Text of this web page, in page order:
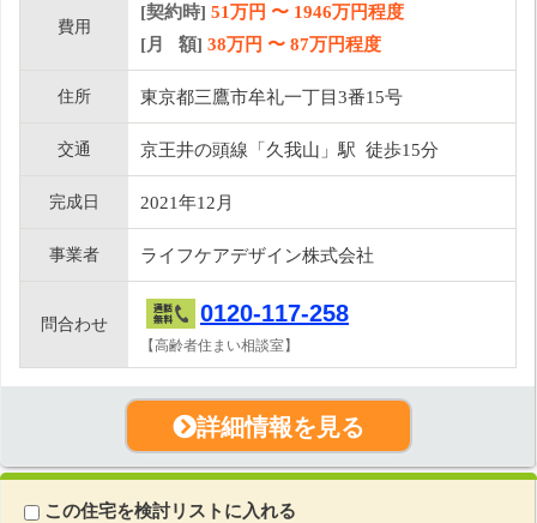
費用
[契約時] 51万円 〜 1946万円程度
[月 額] 38万円 〜 87万円程度
住所 東京都三鷹市牟礼一丁目3番15号
交通 京王井の頭線「久我山」駅 徒歩15分
完成日 2021年12月
事業者 ライフケアデザイン株式会社
問合わせ 0120-117-258
【高齢者住まい相談室】
詳細情報を見る
この住宅を検討リストに入れる